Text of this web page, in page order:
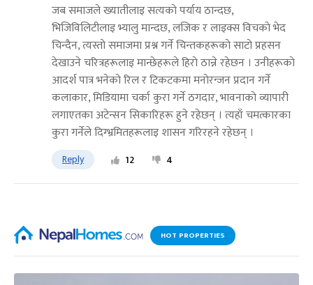
जब समाजले ख्यातीलाइ सत्यकाे पर्याय ठान्दछ,
भिजिविलिटीलाइ भ्यालु मान्दछ, लजिक र लाइक्स विचकाे भेद
चिन्दैन, त्यस्ताे समाजमा प्रश्न गर्ने चिन्तकहरूकाे साटाे प्रहसन
देखाउने चरित्रहरूलाइ मान्छेहरूले हिराे ठान्ने रहेछन । उनीहरूकाे
आदर्श पात्र भनेकाे रिल र टिकटकमा मनाेरन्जन प्रदान गर्ने
कलाकार, मिडियामा चर्का कुरा गर्ने ठगदार, भावनाकाे व्यापारी
लगाएतका अटेन्सन सिकारिहरू हुने रहेछन् । त्यहाँ चमत्कारका
कुरा गर्नेले दिग्भ्रमितहरूलाइ शासन गरिरहने रहेछन् ।
Reply 12 4
HOT PROPERTIES